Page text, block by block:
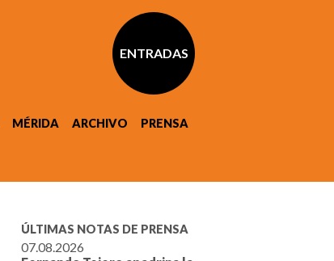
ENTRADAS
MÉRIDA ARCHIVO PRENSA
ÚLTIMAS NOTAS DE PRENSA
07.08.2026